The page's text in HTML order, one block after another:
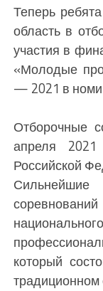
Теперь
область в
участия в
«Молодые
— 2021 в
Отборочные
апреля 2021
Российской
который